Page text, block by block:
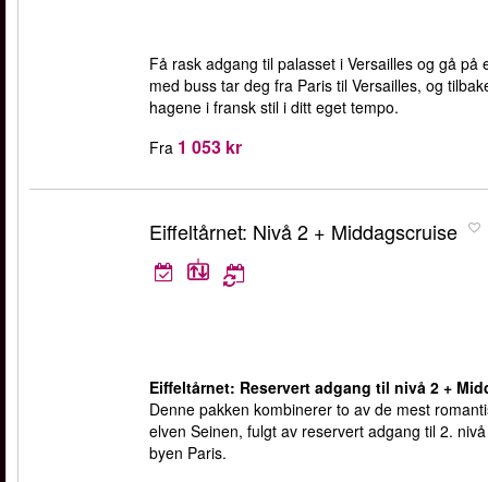
Få rask adgang til palasset i Versailles og gå
med buss tar deg fra Paris til Versailles, og
hagene i fransk stil i ditt eget tempo.
Fra 1 053 kr
Eiffeltårnet: Nivå 2 + Middagscruise
Eiffeltårnet: Reservert adgang til nivå 2 +
Denne pakken kombinerer to av de mest
elven Seinen, fulgt av reservert adgang til 2.
byen Paris.